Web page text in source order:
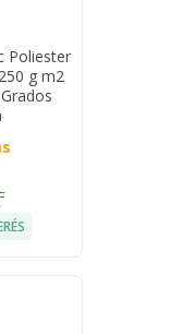
Poliester
g m2